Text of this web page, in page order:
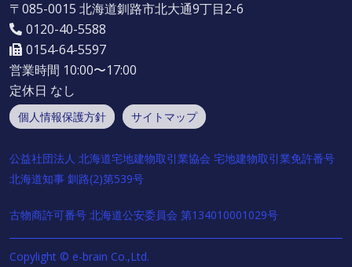
〒085-0015 北海道釧路市北大通9丁目2-6
0120-40-5588
0154-64-5597
営業時間 10:00〜17:00
定休日 なし
個人情報保護方針 サイトマップ
公益社団法人 北海道宅地建物取引業協会 宅地建物取引業免許番号
北海道知事 釧路(2)第539号
古物商許可番号 北海道公安委員会 第134010001029号
Copylight © e-brain Co.,Ltd.